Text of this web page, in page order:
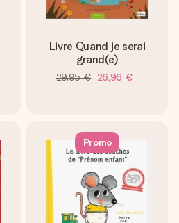
Livre Quand je serai
grand(e)
29,95 € 26,96 €
Promo